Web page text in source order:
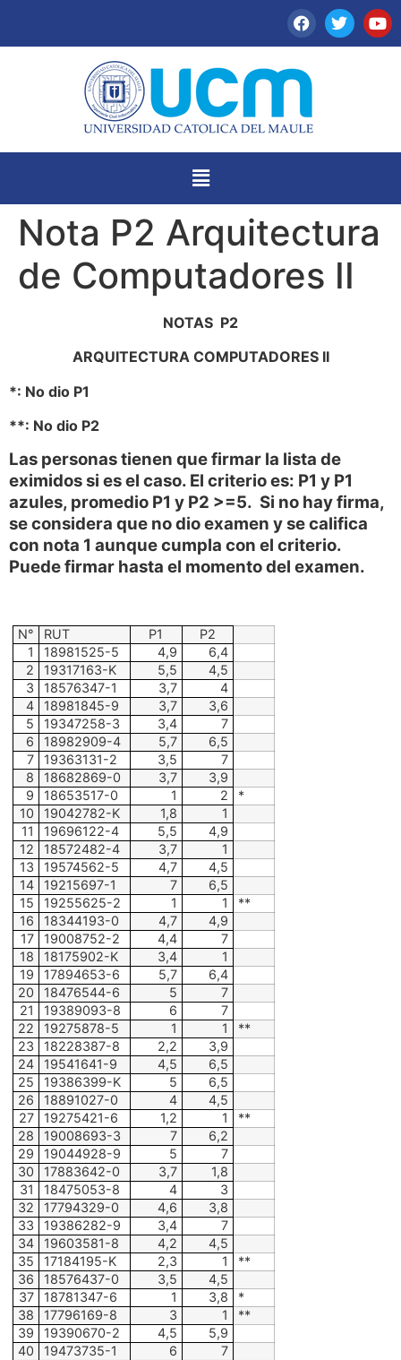
Nota P2 Arquitectura
de Computadores II
NOTAS P2
ARQUITECTURA COMPUTADORES II
*: No dio P1
**: No dio P2
Las personas tienen que firmar la lista de
eximidos si es el caso. El criterio es: P1 y P1
azules, promedio P1 y P2 >=5. Si no hay firma,
se considera que no dio examen y se califica
con nota 1 aunque cumpla con el criterio.
Puede firmar hasta el momento del examen.
N° RUT P1
P2
1
18981525-5 4,9
6,4
2
19317163-K 5,5
4,5
3
18576347-1 3,7
4
4
18981845-9 3,7
3,6
5
19347258-3 3,4
7
6
18982909-4 5,7
6,5
7
19363131-2 3,5
7
8
18682869-0 3,7
3,9
9
18653517-0 1 2
*
10
19042782-K 1,8
1
11
19696122-4 5,5
4,9
12
18572482-4 3,7
1
13
19574562-5 4,7
4,5
14
19215697-1 7
6,5
15
19255625-2 1 1
**
16
18344193-0 4,7
4,9
17
19008752-2 4,4
7
18
18175902-K 3,4
1
19
17894653-6 5,7
6,4
20
18476544-6 5
7
21
19389093-8 6
7
22
19275878-5 1 1
**
23
18228387-8 2,2
3,9
24
19541641-9 4,5
6,5
25
19386399-K 5
6,5
26
18891027-0 4
4,5
27
19275421-6 1,2 1
**
28
19008693-3 7
6,2
29
19044928-9 5
7
30
17883642-0 3,7
1,8
31
18475053-8 4
3
32
17794329-0 4,6
3,8
33
19386282-9 3,4
7
34
19603581-8 4,2
4,5
35
17184195-K 2,3 1
**
36
18576437-0 3,5
4,5
37
18781347-6 1 3,8
*
38
17796169-8 3 1
**
39
19390670-2 4,5
5,9
40
19473735-1 6
7